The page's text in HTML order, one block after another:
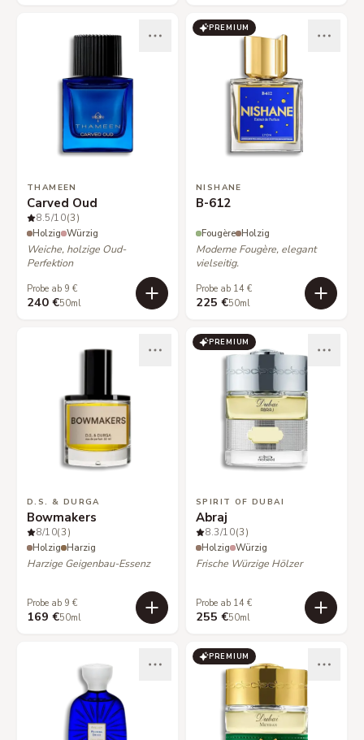
THAMEEN
Carved Oud
8.5/10(3)
Holzig Würzig
Weiche, holzige Oud-
Perfektion
Probe ab 9 €
240 €50ml
PREMIUM
NISHANE
B-612
Fougère Holzig
Moderne Fougère, elegant
vielseitig.
Probe ab 14 €
225 €50ml
D.S. & DURGA
Bowmakers
8/10(3)
Holzig Harzig
Harzige Geigenbau-Essenz
Probe ab 9 €
169 €50ml
PREMIUM
SPIRIT OF DUBAI
Abraj
8.3/10(3)
Holzig Würzig
Frische Würzige Hölzer
Probe ab 14 €
255 €50ml
PREMIUM